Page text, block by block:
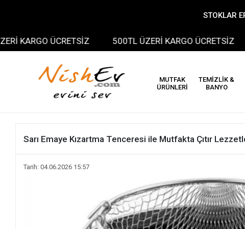
STOKLAR
ÜCRETSİZ 500TL ÜZERİ KARGO ÜCRETSİZ
MUTFAK
ÜRÜNLERİ
TEMİZLİK &
BANYO
Sarı Emaye Kızartma Tenceresi ile Mutfakta Çıtır
Tarih: 04.06.2026 15:57